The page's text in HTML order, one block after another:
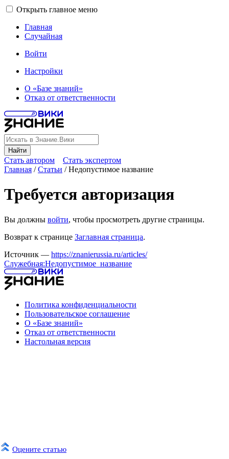
Открыть главное меню
Главная
Случайная
Войти
Настройки
О «Базе знаний»
Отказ от ответственности
Найти
Стать автором Стать экспертом
Оцените статью
Главная /Статьи /Недопустимое название
Требуется авторизация
Вы должны войти, чтобы просмотреть другие страницы.
Возврат к странице Заглавная страница.
Источник — https://znanierussia.ru/articles/
Служебная:Недопустимое_название
Политика конфиденциальности
Пользовательское соглашение
О «Базе знаний»
Отказ от ответственности
Настольная версия